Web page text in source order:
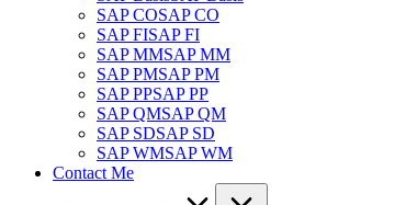
SAP COSAP CO
SAP FISAP FI
SAP MMSAP MM
SAP PMSAP PM
SAP PPSAP PP
SAP QMSAP QM
SAP SDSAP SD
SAP WMSAP WM
Contact Me